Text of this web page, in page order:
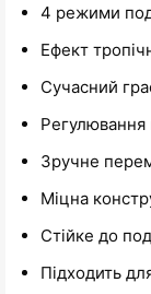
4 режими
Ефект
Сучасний
Регулювання
Зручне
Міцна
Стійке до
Підходить